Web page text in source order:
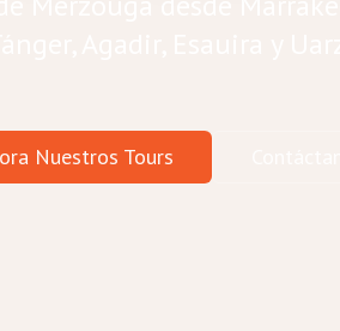
Nuestros Tours